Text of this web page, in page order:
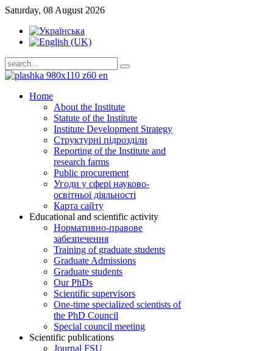
Saturday, 08 August 2026
Home
About the Institute
Statute of the Institute
Institute Development Strategy
Структурні підрозділи
Reporting of the Institute and
research farms
Public procurement
Угоди у сфері науково-
освітньої діяльності
Карта сайту
Educational and scientific activity
Нормативно-правове
забезпечення
Training of graduate students
Graduate Admissions
Graduate students
Our PhDs
Scientific supervisors
One-time specialized scientists of
the PhD Council
Special council meeting
Scientific publications
Journal FSU